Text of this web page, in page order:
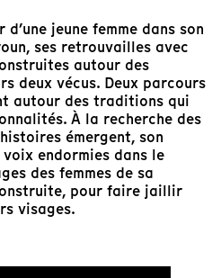
jeune femme dans son
ses retrouvailles avec
autour des
deux vécus. Deux parcours
autour des traditions qui
À la recherche des
émergent, son
endormies dans le
des femmes de sa
pour faire jaillir
visages.